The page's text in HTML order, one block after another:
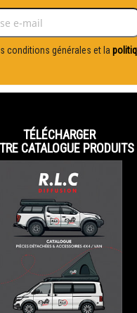
conditions générales et la
TÉLÉCHARGER
CATALOGUE PRODUITS